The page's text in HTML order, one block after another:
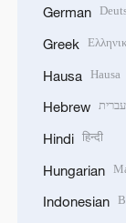
German
Greek
Hausa Hausa
Hebrew עברית
Hindi हिन्दी
Hungarian
Indonesian